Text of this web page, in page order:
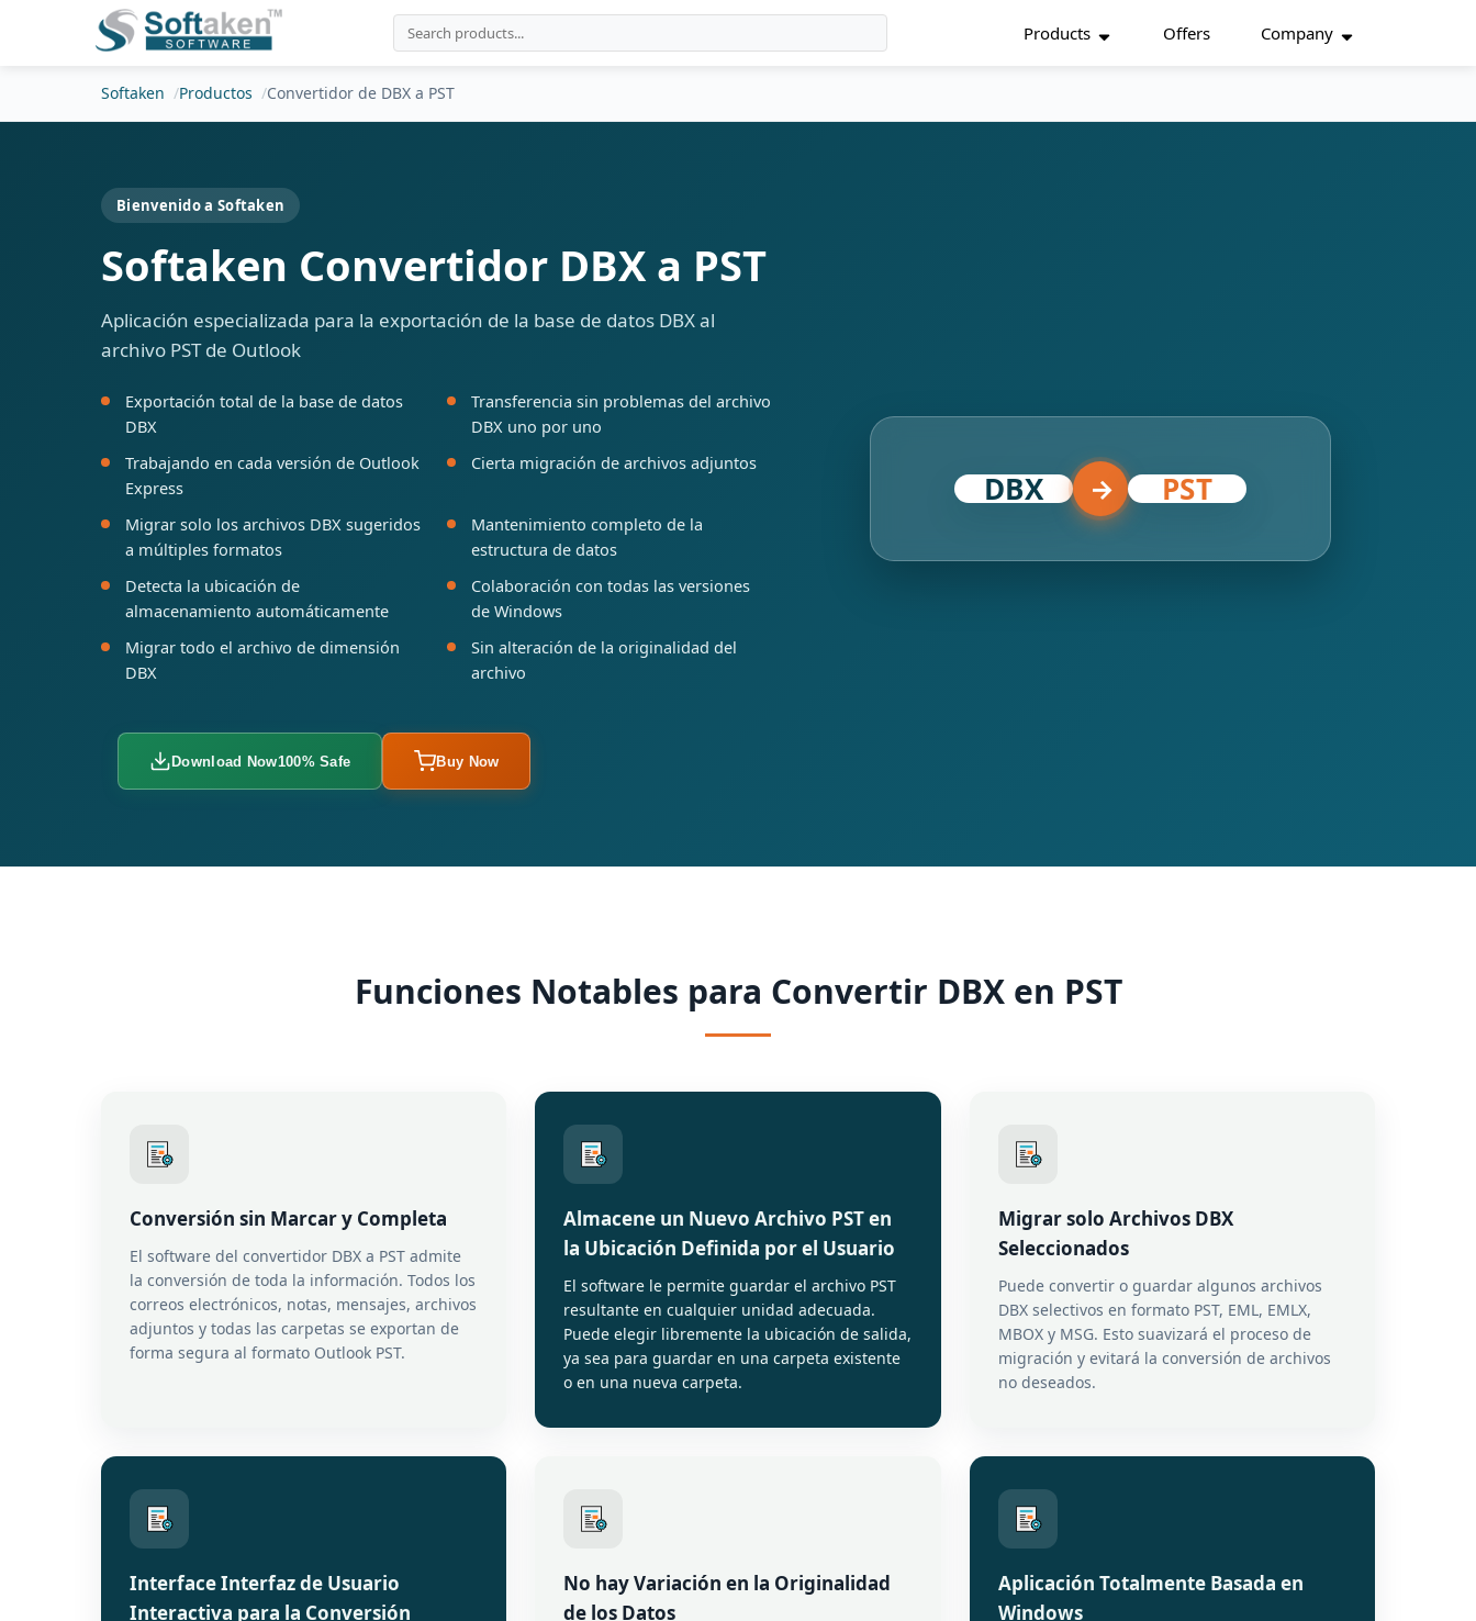
Products Offers Company
Softaken Productos Convertidor de DBX a PST
Bienvenido a Softaken
Softaken Convertidor DBX a PST
Aplicación especializada para la exportación de la base de datos DBX al
archivo PST de Outlook
Exportación total de la base de datos
DBX
Transferencia sin problemas del archivo
DBX uno por uno
Trabajando en cada versión de Outlook
Express
Cierta migración de archivos adjuntos
Migrar solo los archivos DBX sugeridos
a múltiples formatos
Mantenimiento completo de la
estructura de datos
Detecta la ubicación de
almacenamiento automáticamente
Colaboración con todas las versiones
de Windows
Migrar todo el archivo de dimensión
DBX
Sin alteración de la originalidad del
archivo
Download Now100% Safe Buy Now
DBX → PST
Funciones Notables para Convertir DBX en PST
Conversión sin Marcar y Completa
El software del convertidor DBX a PST admite
la conversión de toda la información. Todos los
correos electrónicos, notas, mensajes, archivos
adjuntos y todas las carpetas se exportan de
forma segura al formato Outlook PST.
Almacene un Nuevo Archivo PST en
la Ubicación Definida por el Usuario
El software le permite guardar el archivo PST
resultante en cualquier unidad adecuada.
Puede elegir libremente la ubicación de salida,
ya sea para guardar en una carpeta existente
o en una nueva carpeta.
Migrar solo Archivos DBX
Seleccionados
Puede convertir o guardar algunos archivos
DBX selectivos en formato PST, EML, EMLX,
MBOX y MSG. Esto suavizará el proceso de
migración y evitará la conversión de archivos
no deseados.
Interface Interfaz de Usuario
Interactiva para la Conversión
No hay Variación en la Originalidad
de los Datos
Aplicación Totalmente Basada en
Windows